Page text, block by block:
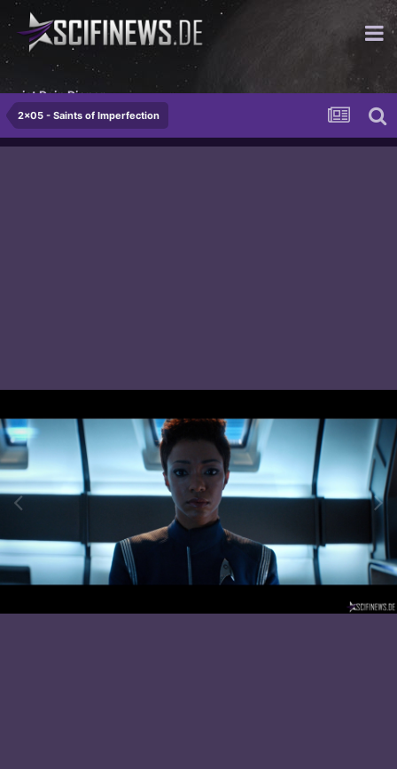
ist Dein Diener.
2x05 - Saints of Imperfection